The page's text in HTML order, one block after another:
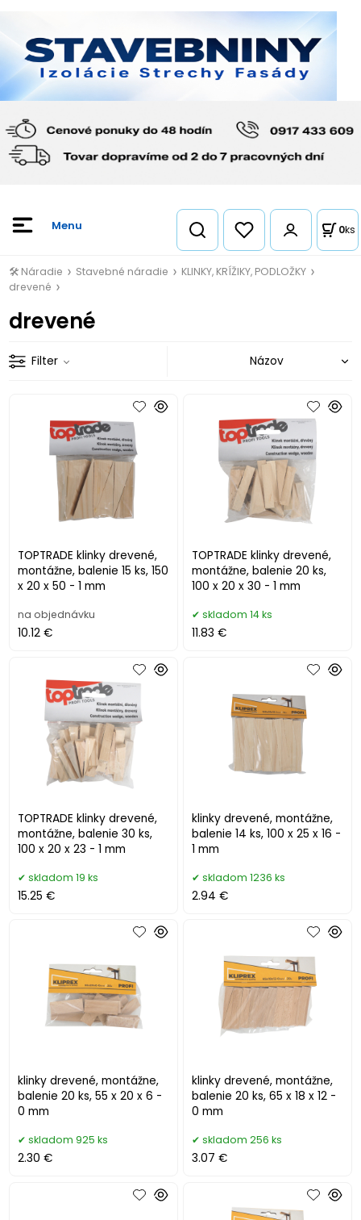
0ks
🛠️ Náradie Stavebné náradie
KLINKY, KRÍŽIKY, PODLOŽKY
drevené
drevené
Filter
TOPTRADE klinky drevené,
montážne, balenie 15 ks, 150
x 20 x 50 - 1 mm
na objednávku
10.12 €
TOPTRADE klinky drevené,
montážne, balenie 20 ks,
100 x 20 x 30 - 1 mm
skladom 14 ks
11.83 €
TOPTRADE klinky drevené,
montážne, balenie 30 ks,
100 x 20 x 23 - 1 mm
skladom 19 ks
15.25 €
klinky drevené, montážne,
balenie 14 ks, 100 x 25 x 16 -
1 mm
skladom 1236 ks
2.94 €
klinky drevené, montážne,
balenie 20 ks, 55 x 20 x 6 -
0 mm
skladom 925 ks
2.30 €
klinky drevené, montážne,
balenie 20 ks, 65 x 18 x 12 -
0 mm
skladom 256 ks
3.07 €